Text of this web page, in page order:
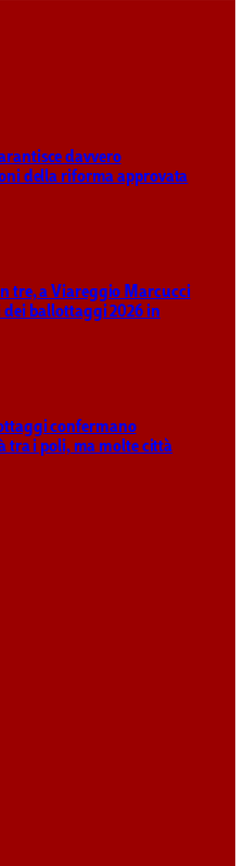
davvero
della riforma approvata
tre, a Viareggio Marcucci
dei ballottaggi 2026 in
confermano
tra i poli, ma molte città